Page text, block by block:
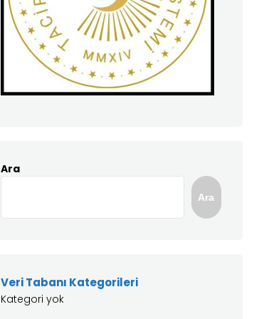
Ara
Ara
Veri Tabanı Kategorileri
Kategori yok